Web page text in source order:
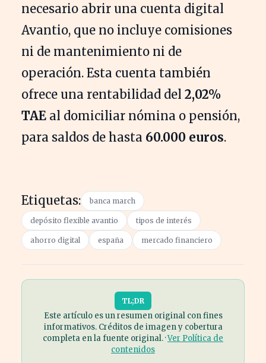
necesario abrir una cuenta digital
Avantio, que no incluye comisiones
ni de mantenimiento ni de
operación. Esta cuenta también
ofrece una rentabilidad del 2,02%
TAE al domiciliar nómina o pensión,
para saldos de hasta 60.000 euros.
Etiquetas: banca march
depósito flexible avantio tipos de interés
ahorro digital españa mercado financiero
TL;DR
Este artículo es un resumen original con fines
informativos. Créditos de imagen y cobertura
completa en la fuente original. ·Ver Política de
contenidos